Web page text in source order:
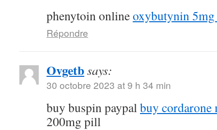
phenytoin onlineoxybutynin
Répondre
Ovgetbsays:
30 octobre 2023 at 9 h 34 min
buy buspin paypalbuy cordarone
200mg pill